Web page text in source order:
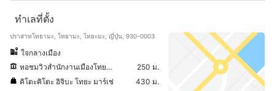
ทำเลที่ตั้ง
ปราสาทโทยามะ, โทยามะ, โทยะมะ, ญี่ปุ่น, 930-0003
ใจกลางเมือง
หอชมวิวสำนักงานเมืองโทยามะ
250 ม.
คิโตะคิโตะ อิจิบะ โทยะ มาร์เช่
430 ม.